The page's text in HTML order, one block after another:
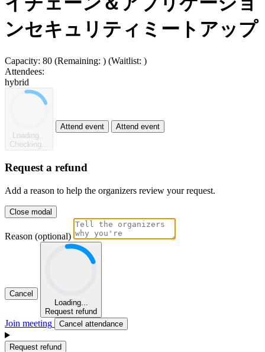
ンセキュリティミートアップ
Capacity: 80 (Remaining: ) (Waitlist: )
Attendees:
hybrid
Loading...
Checking...
Attend event Attend event
Request a refund
Add a reason to help the organizers review your request.
Close modal
Reason (optional)
Cancel
Loading...
Request refund
Join meeting Cancel attendance
Request refund